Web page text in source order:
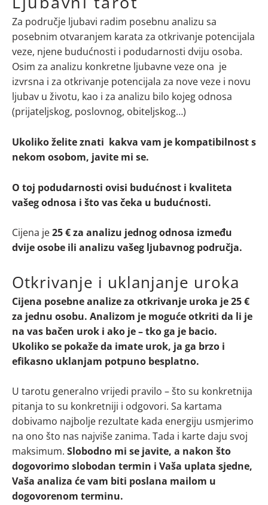
Za područje ljubavi radim posebnu analizu sa
posebnim otvaranjem karata za otkrivanje potencijala
veze, njene budućnosti i podudarnosti dviju osoba.
Osim za analizu konkretne ljubavne veze ona je
izvrsna i za otkrivanje potencijala za nove veze i novu
ljubav u životu, kao i za analizu bilo kojeg odnosa
(prijateljskog, poslovnog, obiteljskog…)
Ukoliko želite znati kakva vam je kompatibilnost s
nekom osobom, javite mi se.
O toj podudarnosti ovisi budućnost i kvaliteta
vašeg odnosa i što vas čeka u budućnosti.
Cijena je25 €za analizu jednog odnosa između
dvije osobe ili analizu vašeg ljubavnog područja.
Otkrivanje i uklanjanje uroka
Cijena posebne analize za otkrivanje uroka je 25 €
za jednu osobu. Analizom je moguće otkriti da li je
na vas bačen urok i ako je – tko ga je bacio.
Ukoliko se pokaže da imate urok, ja ga brzo i
efikasno uklanjam potpuno besplatno.
U tarotu generalno vrijedi pravilo – što su konkretnija
pitanja to su konkretniji i odgovori. Sa kartama
dobivamo najbolje rezultate kada energiju usmjerimo
na ono što nas najviše zanima. Tada i karte daju svoj
maksimum. Slobodno mi se javite, a nakon što
dogovorimo slobodan termin i Vaša uplata sjedne,
Vaša analiza će vam biti poslana mailom u
dogovorenom terminu.